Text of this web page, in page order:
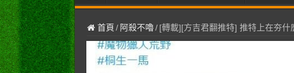
首頁 / 阿殺不嚕/ [轉載][方吉君翻推特] 推特上在夯